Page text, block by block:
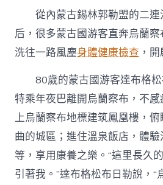
從內蒙古錫林郭勒盟的二
后，很多蒙古國游客直奔烏蘭
洗往一路風塵身體健康檢查 ，
80歲的蒙古國游客達布格
特乘年夜巴離開烏蘭察布，不
上烏蘭察布地標建筑鳳凰樓，
曲的城區；進住溫泉飯店，體
等，享用康養之樂。“這里長久
引著我。”達布格松布日勒說，“